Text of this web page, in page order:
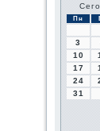
Пн
3
10
17
24
31